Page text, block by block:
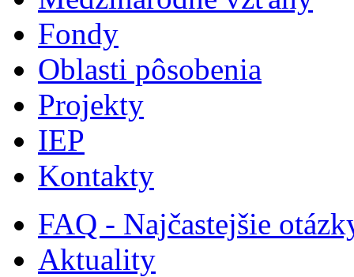
Fondy
Oblasti pôsobenia
Projekty
IEP
Kontakty
FAQ - Najčastejšie
Aktuality